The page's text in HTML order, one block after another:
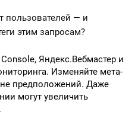
пользователей — и
этим запросам?
Яндекс.Вебмастер и
Изменяйте мета-
предположений. Даже
могут увеличить